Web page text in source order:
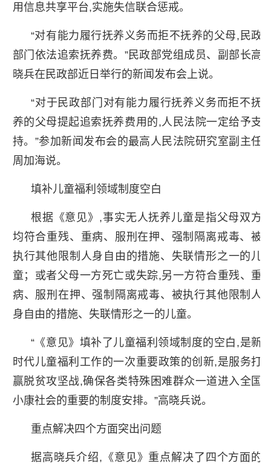
用信息共享平台,实施失信联合惩戒。
“对有能力履行抚养义务而拒不抚养的父母,民政
部门依法追索抚养费。”民政部党组成员、副部长高
晓兵在民政部近日举行的新闻发布会上说。
“对于民政部门对有能力履行抚养义务而拒不抚
养的父母提起追索抚养费用的,人民法院一定给予支
持。”参加新闻发布会的最高人民法院研究室副主任
周加海说。
填补儿童福利领域制度空白
根据《意见》,事实无人抚养儿童是指父母双方
均符合重残、重病、服刑在押、强制隔离戒毒、被
执行其他限制人身自由的措施、失联情形之一的儿
童；或者父母一方死亡或失踪,另一方符合重残、重
病、服刑在押、强制隔离戒毒、被执行其他限制人
身自由的措施、失联情形之一的儿童。
“《意见》填补了儿童福利领域制度的空白,是新
时代儿童福利工作的一次重要政策的创新,是服务打
赢脱贫攻坚战,确保各类特殊困难群众一道进入全国
小康社会的重要的制度安排。”高晓兵说。
重点解决四个方面突出问题
据高晓兵介绍,《意见》重点解决了四个方面的